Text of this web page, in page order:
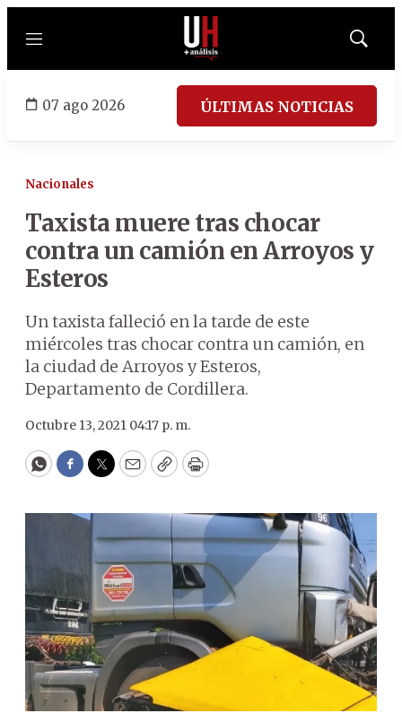
Menú
Mostrar
07 ago 2026 ÚLTIMAS NOTICIAS
Nacionales
Taxista muere tras chocar
contra un camión en Arroyos y
Esteros
Un taxista falleció en la tarde de este
miércoles tras chocar contra un camión, en
la ciudad de Arroyos y Esteros,
Departamento de Cordillera.
Octubre 13, 2021 04:17 p. m.
WhatsApp
Facebook
Twitter
EmailCopyPrint